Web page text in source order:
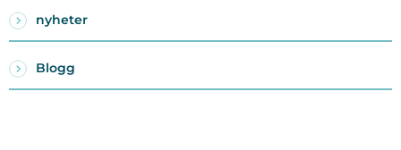
nyheter
Blogg